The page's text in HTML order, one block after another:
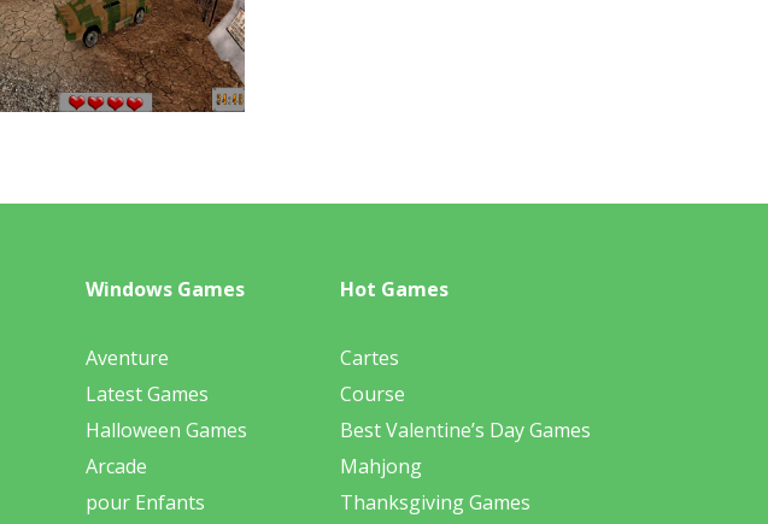
Windows Games
Aventure
Latest Games
Halloween Games
Arcade
pour Enfants
Hot Games
Cartes
Course
Best Valentine’s Day Games
Mahjong
Thanksgiving Games